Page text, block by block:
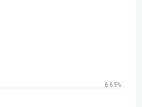
6.65%